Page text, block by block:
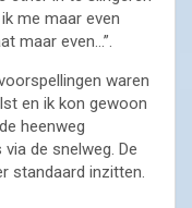
me maar even
maar even…”.
waren
en ik kon gewoon
heenweg
de snelweg. De
standaard inzitten.